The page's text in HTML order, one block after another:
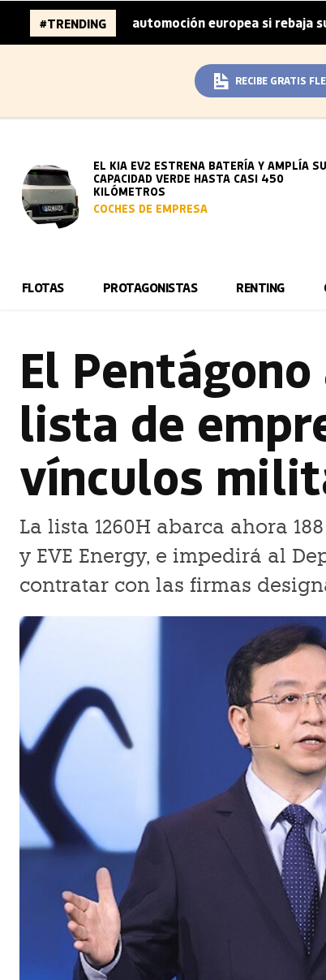
#TRENDING
de la automoción europea si rebaja sus metas
RECIBE GRATIS
EL KIA EV2 ESTRENA BATERÍA Y AMPLÍA SU
CAPACIDAD VERDE HASTA CASI 450
KILÓMETROS
COCHES DE EMPRESA
FLOTAS PROTAGONISTAS RENTING
El Pentágono
lista de
vínculos
La lista 1260H abarca ahora
y EVE Energy, e impedirá al
contratar con las firmas